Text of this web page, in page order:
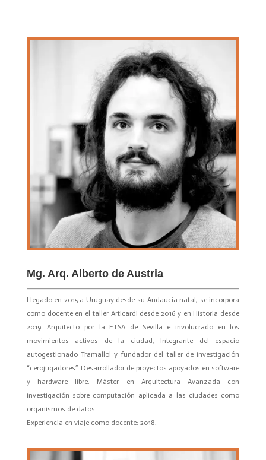
Mg. Arq. Alberto de Austria
Llegado en 2015 a Uruguay desde su Andaucía natal, se incorpora
como docente en el taller Articardi desde 2016 y en Historia desde
2019. Arquitecto por la ETSA de Sevilla e involucrado en los
movimientos activos de la ciudad, Integrante del espacio
autogestionado Tramallol y fundador del taller de investigación
“cerojugadores”. Desarrollador de proyectos apoyados en software
y hardware libre. Máster en Arquitectura Avanzada con
investigación sobre computación aplicada a las ciudades como
organismos de datos.
Experiencia en viaje como docente: 2018.